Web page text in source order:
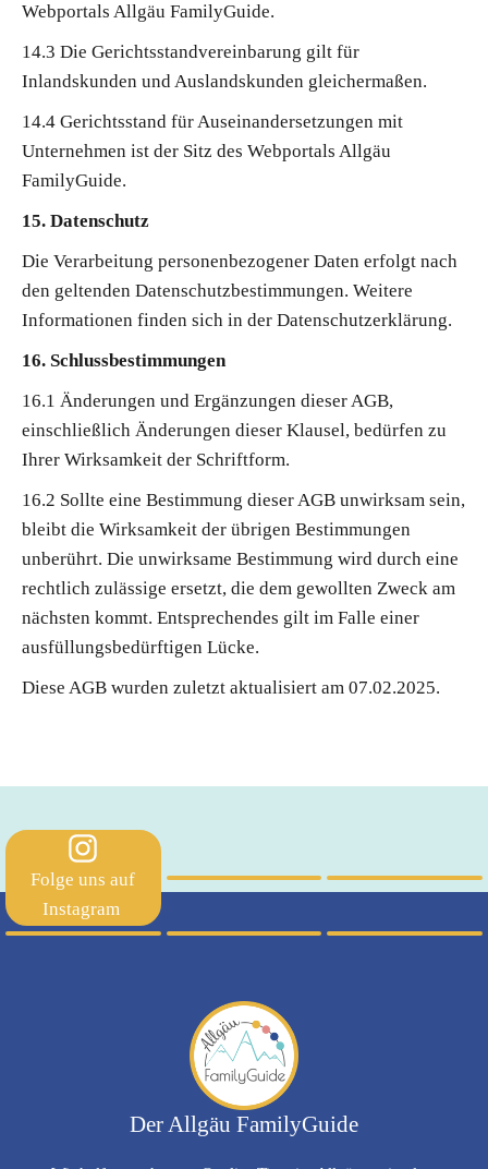
Webportals Allgäu FamilyGuide.
14.3 Die Gerichtsstandvereinbarung gilt für
Inlandskunden und Auslandskunden gleichermaßen.
14.4 Gerichtsstand für Auseinandersetzungen mit
Unternehmen ist der Sitz des Webportals Allgäu
FamilyGuide.
15. Datenschutz
Die Verarbeitung personenbezogener Daten erfolgt nach
den geltenden Datenschutzbestimmungen. Weitere
Informationen finden sich in der Datenschutzerklärung.
16. Schlussbestimmungen
16.1 Änderungen und Ergänzungen dieser AGB,
einschließlich Änderungen dieser Klausel, bedürfen zu
Ihrer Wirksamkeit der Schriftform.
16.2 Sollte eine Bestimmung dieser AGB unwirksam sein,
bleibt die Wirksamkeit der übrigen Bestimmungen
unberührt. Die unwirksame Bestimmung wird durch eine
rechtlich zulässige ersetzt, die dem gewollten Zweck am
nächsten kommt. Entsprechendes gilt im Falle einer
ausfüllungsbedürftigen Lücke.
Diese AGB wurden zuletzt aktualisiert am 07.02.2025.
Folge uns auf
Instagram
Der Allgäu FamilyGuide